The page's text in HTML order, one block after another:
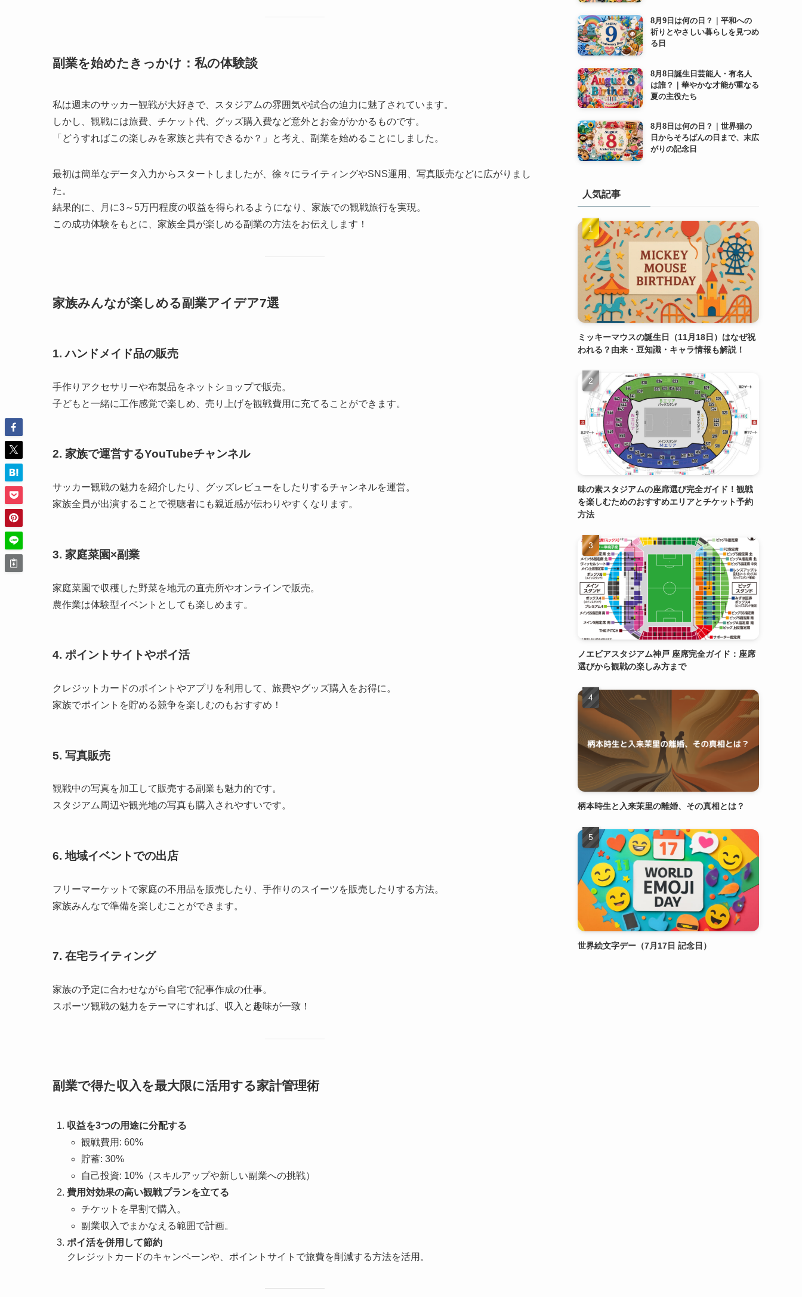
副業を始めたきっかけ：私の体験談
私は週末のサッカー観戦が大好きで、スタジアムの雰囲気や試合の迫力に魅了されています。
しかし、観戦には旅費、チケット代、グッズ購入費など意外とお金がかかるものです。
「どうすればこの楽しみを家族と共有できるか？」と考え、副業を始めることにしました。
最初は簡単なデータ入力からスタートしましたが、徐々にライティングやSNS運用、写真販売などに広がりまし
た。
結果的に、月に3～5万円程度の収益を得られるようになり、家族での観戦旅行を実現。
この成功体験をもとに、家族全員が楽しめる副業の方法をお伝えします！
家族みんなが楽しめる副業アイデア7選
1.ハンドメイド品の販売
手作りアクセサリーや布製品をネットショップで販売。
子どもと一緒に工作感覚で楽しめ、売り上げを観戦費用に充てることができます。
2. 家族で運営するYouTubeチャンネル
サッカー観戦の魅力を紹介したり、グッズレビューをしたりするチャンネルを運営。
家族全員が出演することで視聴者にも親近感が伝わりやすくなります。
3. 家庭菜園×副業
家庭菜園で収穫した野菜を地元の直売所やオンラインで販売。
農作業は体験型イベントとしても楽しめます。
4. ポイントサイトやポイ活
クレジットカードのポイントやアプリを利用して、旅費やグッズ購入をお得に。
家族でポイントを貯める競争を楽しむのもおすすめ！
5. 写真販売
観戦中の写真を加工して販売する副業も魅力的です。
スタジアム周辺や観光地の写真も購入されやすいです。
6.地域イベントでの出店
フリーマーケットで家庭の不用品を販売したり、手作りのスイーツを販売したりする方法。
家族みんなで準備を楽しむことができます。
7. 在宅ライティング
家族の予定に合わせながら自宅で記事作成の仕事。
スポーツ観戦の魅力をテーマにすれば、収入と趣味が一致！
副業で得た収入を最大限に活用する家計管理術
収益を3つの用途に分配する
観戦費用: 60%
貯蓄: 30%
自己投資: 10%（スキルアップや新しい副業への挑戦）
費用対効果の高い観戦プランを立てる
チケットを早割で購入。
副業収入でまかなえる範囲で計画。
ポイ活を併用して節約
クレジットカードのキャンペーンや、ポイントサイトで旅費を削減する方法を活用。
8月9日は何の日？｜平和への
祈りとやさしい暮らしを見つめ
る日
8月8日誕生日芸能人・有名人
は誰？｜華やかな才能が重なる
夏の主役たち
8月8日は何の日？｜世界猫の
日からそろばんの日まで、末広
がりの記念日
人気記事
ミッキーマウスの誕生日（11月18日）はなぜ祝
われる？由来・豆知識・キャラ情報も解説！
味の素スタジアムの座席選び完全ガイド！観戦
を楽しむためのおすすめエリアとチケット予約
方法
ノエビアスタジアム神戸 座席完全ガイド：座席
選びから観戦の楽しみ方まで
柄本時生と入来茉里の離婚、その真相とは？
世界絵文字デー（7月17日 記念日）